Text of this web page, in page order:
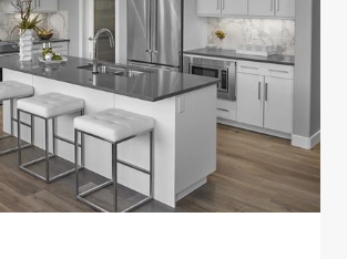
ESTETIK